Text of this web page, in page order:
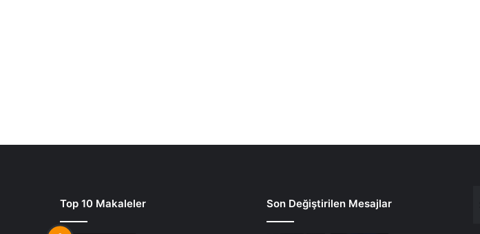
Top 10 Makaleler Son Değiştirilen Mesajlar